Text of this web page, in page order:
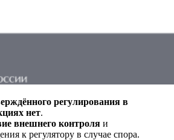
регулирования в
нет.
внешнего контроля и
к регулятору в случае спора.